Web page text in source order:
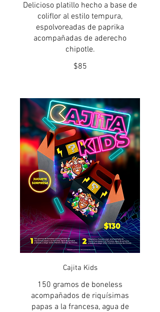
Delicioso platillo hecho a base de
coliflor al estilo tempura,
espolvoreadas de paprika
acompañadas de aderecho
chipotle.
$85
Cajita Kids
150 gramos de boneless
acompañados de riquísimas
papas a la francesa, agua de